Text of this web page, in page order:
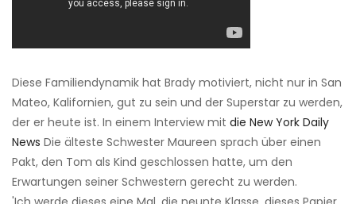
Diese Familiendynamik hat Brady motiviert, nicht nur in San
Mateo, Kalifornien, gut zu sein und der Superstar zu werden,
der er heute ist. In einem Interview mit die New York Daily
News Die älteste Schwester Maureen sprach über einen
Pakt, den Tom als Kind geschlossen hatte, um den
Erwartungen seiner Schwestern gerecht zu werden.